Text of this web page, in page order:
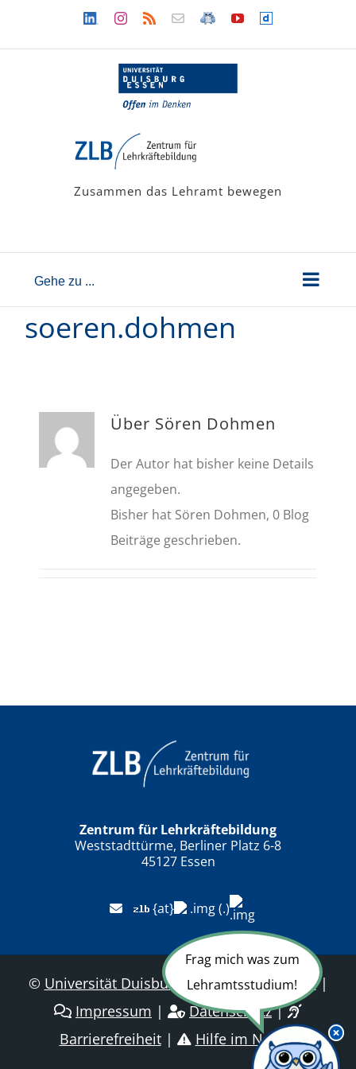
LinkedinInstagram
Rss Newsletter
LehramtsWiki
YouTubeDailymotion
Zusammen das Lehramt bewegen
Gehe zu ...
soeren.dohmen
Über Sören Dohmen
Der Autor hat bisher keine Details
angegeben.
Bisher hat Sören Dohmen, 0 Blog
Beiträge geschrieben.
Zentrum für Lehrkräftebildung
Weststadttürme, Berliner Platz 6-8
45127 Essen
{at} (.)
© Universität Duisburg-Essen| Sitemap|
Impressum | Datenschutz|
Barrierefreiheit| Hilfe im Notfall
Frag mich was zum
Lehramtsstudium!